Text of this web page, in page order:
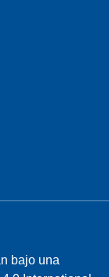
bajo una